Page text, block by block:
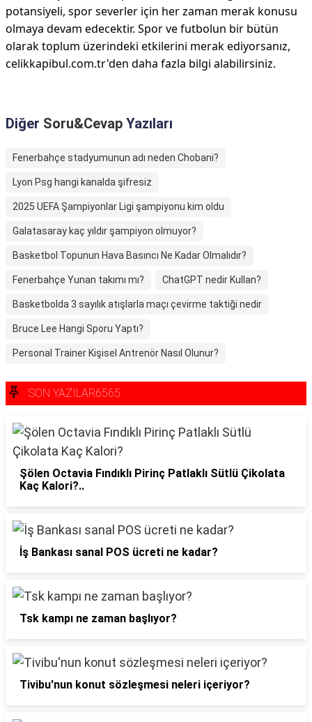
potansiyeli, spor severler için her zaman merak konusu
olmaya devam edecektir. Spor ve futbolun bir bütün
olarak toplum üzerindeki etkilerini merak ediyorsanız,
celikkapibul.com.tr'den daha fazla bilgi alabilirsiniz.
Diğer Soru&Cevap Yazıları
Fenerbahçe stadyumunun adı neden Chobani?
Lyon Psg hangi kanalda şifresiz
2025 UEFA Şampiyonlar Ligi şampiyonu kim oldu
Galatasaray kaç yıldır şampiyon olmuyor?
Basketbol Topunun Hava Basıncı Ne Kadar Olmalıdır?
Fenerbahçe Yunan takımı mı? ChatGPT nedir Kullan?
Basketbolda 3 sayılık atışlarla maçı çevirme taktiği nedir
Bruce Lee Hangi Sporu Yaptı?
Personal Trainer Kişisel Antrenör Nasıl Olunur?
SON YAZILAR6565
Şölen Octavia Fındıklı Pirinç Patlaklı Sütlü Çikolata
Kaç Kalori?..
İş Bankası sanal POS ücreti ne kadar?
Tsk kampı ne zaman başlıyor?
Tivibu'nun konut sözleşmesi neleri içeriyor?